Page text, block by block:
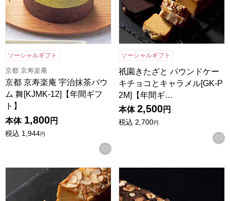
ソーシャルギフト
京都 京寿楽庵
京都 京寿楽庵 宇治抹茶バウ
ム 舞[KJMK-12]【年間ギフ
ト】
本体 1,800円
税込 1,944円
お気に入りに登録する
ソーシャルギフト
祇園きたざと パウンドケー
キチョコとキャラメル[GK-P
2M]【年間ギ…
本体 2,500円
税込 2,700円
祇園きたざと パウンドケーキキャラメル 1本 [GK-P1C]【年